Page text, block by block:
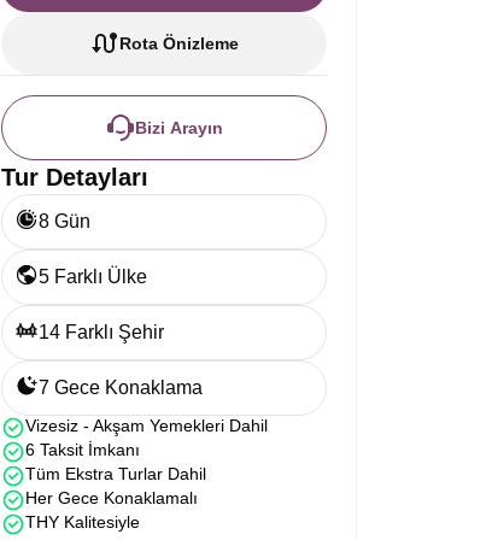
Rota Önizleme
Bizi Arayın
Tur Detayları
8 Gün
5 Farklı Ülke
14 Farklı Şehir
7 Gece Konaklama
Vizesiz - Akşam Yemekleri Dahil
6 Taksit İmkanı
Tüm Ekstra Turlar Dahil
Her Gece Konaklamalı
THY Kalitesiyle